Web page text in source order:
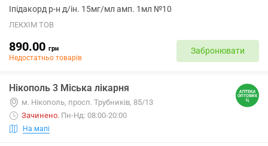
Іпідакорд р-н д/ін. 15мг/мл амп. 1мл №10
ЛЕКХІМ ТОВ
890.00 грн
Недостатньо товарів
Забронювати
Нікополь 3 Міська лікарня
м. Нікополь, просп. Трубників, 85/13
Зачинено. Пн-Нд: 08:00-20:00
На мапі